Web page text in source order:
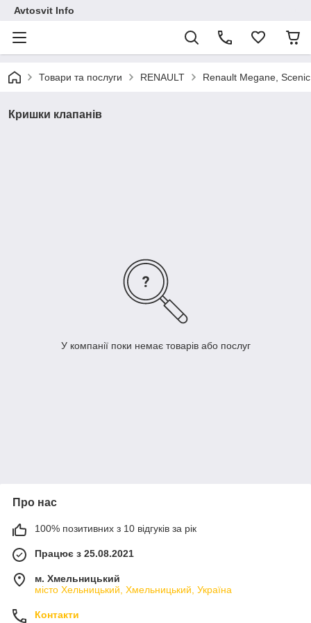
Avtosvit Info
Товари та послуги RENAULT Renault Megane, Scenic
Кришки клапанів
У компанії поки немає товарів або послуг
Про нас
100% позитивних з 10 відгуків за рік
Працює з 25.08.2021
м. Хмельницький
місто Хельницький, Хмельницький, Україна
Контакти